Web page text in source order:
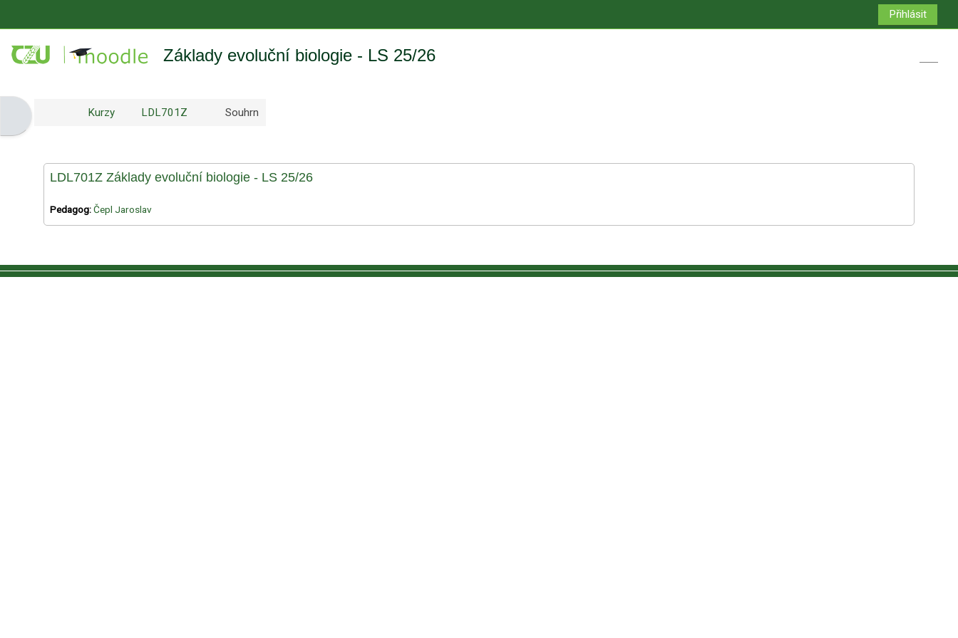
Přihlásit
Základy evoluční biologie - LS 25/26
Otevřít panel blokuKurzy LDL701Z Souhrn
LDL701Z Základy evoluční biologie - LS 25/26
Pedagog:Čepl Jaroslav